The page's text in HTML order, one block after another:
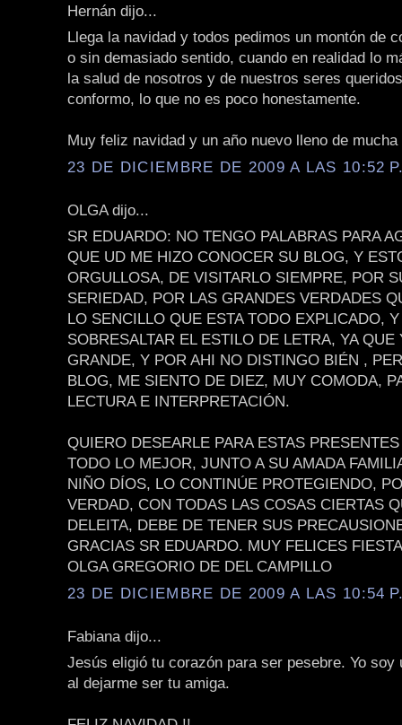
Hernán dijo...
Llega la navidad y todos pedimos un montón de
o sin demasiado sentido, cuando en realidad lo
la salud de nosotros y de nuestros seres
conformo, lo que no es poco honestamente.
Muy feliz navidad y un año nuevo lleno de mucha
23 DE DICIEMBRE DE 2009 A LAS 10:52
OLGA dijo...
SR EDUARDO: NO TENGO PALABRAS PARA
QUE UD ME HIZO CONOCER SU BLOG, Y
ORGULLOSA, DE VISITARLO SIEMPRE, POR
SERIEDAD, POR LAS GRANDES VERDADES
LO SENCILLO QUE ESTA TODO EXPLICADO,
SOBRESALTAR EL ESTILO DE LETRA, YA QUE
GRANDE, Y POR AHI NO DISTINGO BIÉN ,
BLOG, ME SIENTO DE DIEZ, MUY COMODA,
LECTURA E INTERPRETACIÓN.
QUIERO DESEARLE PARA ESTAS
TODO LO MEJOR, JUNTO A SU AMADA
NIÑO DÍOS, LO CONTINÚE PROTEGIENDO,
VERDAD, CON TODAS LAS COSAS CIERTAS
DELEITA, DEBE DE TENER SUS
GRACIAS SR EDUARDO. MUY FELICES
OLGA GREGORIO DE DEL CAMPILLO
23 DE DICIEMBRE DE 2009 A LAS 10:54
Fabiana dijo...
Jesús eligió tu corazón para ser pesebre. Yo soy
al dejarme ser tu amiga.